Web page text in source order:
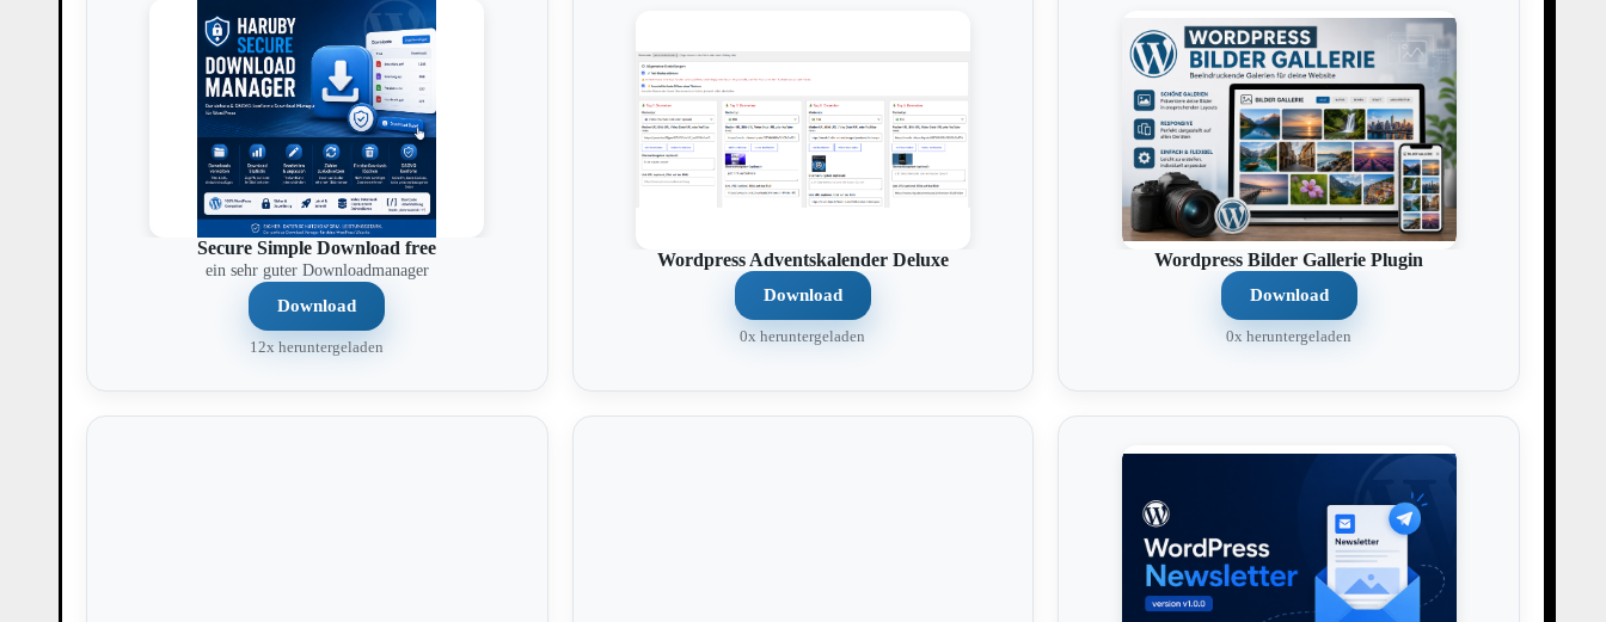
Secure Simple Download free
ein sehr guter Downloadmanager
Download
12x heruntergeladen
Wordpress Adventskalender Deluxe
Download
0x heruntergeladen
Wordpress Bilder Gallerie Plugin
Download
0x heruntergeladen